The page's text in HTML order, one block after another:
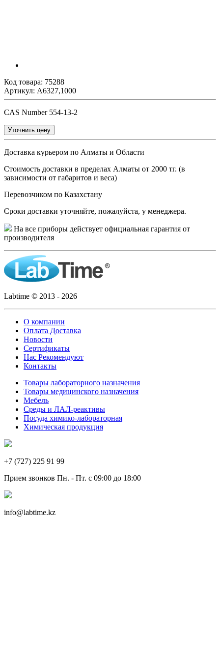
Код товара: 75288
Артикул: A6327,1000
CAS Number 554-13-2
Уточнить цену
Доставка курьером по Алматы и Области
Стоимость доставки в пределах Алматы от 2000 тг. (в
зависимости от габаритов и веса)
Перевозчиком по Казахстану
Сроки доставки уточняйте, пожалуйста, у менеджера.
На все приборы действует официальная гарантия от
производителя
Labtime © 2013 - 2026
О компании
Оплата Доставка
Новости
Сертификаты
Нас Рекомендуют
Контакты
Товары лабораторного назначения
Товары медицинского назначения
Мебель
Среды и ЛАЛ-реактивы
Посуда химико-лабораторная
Химическая продукция
+7 (727) 225 91 99
Прием звонков Пн. - Пт. с 09:00 до 18:00
info@labtime.kz